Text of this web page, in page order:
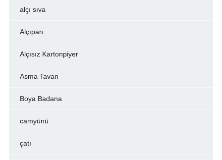
alçı sıva
Alçıpan
Alçısız Kartonpiyer
Asma Tavan
Boya Badana
camyünü
çatı